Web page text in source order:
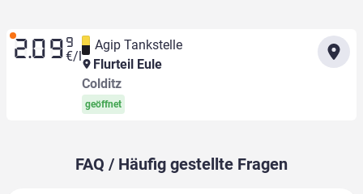
2.09 9
€/l
Agip Tankstelle
Flurteil Eule
Colditz
geöffnet
FAQ / Häufig gestellte Fragen